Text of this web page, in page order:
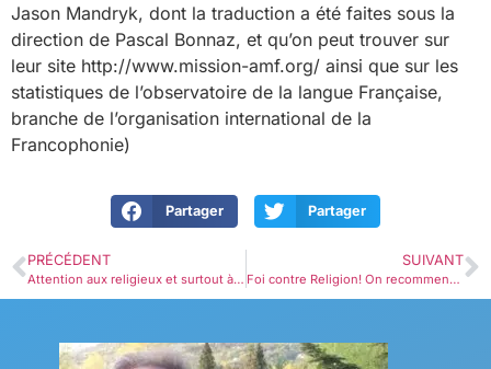
Jason Mandryk, dont la traduction a été faites sous la
direction de Pascal Bonnaz, et qu’on peut trouver sur
leur site http://www.mission-amf.org/ ainsi que sur les
statistiques de l’observatoire de la langue Française,
branche de l’organisation international de la
Francophonie)
Partager Partager
PRÉCÉDENT
Attention aux religieux et surtout à celui que je peux devenir!
SUIVANT
Foi contre Religion! On recommence !! ;-)